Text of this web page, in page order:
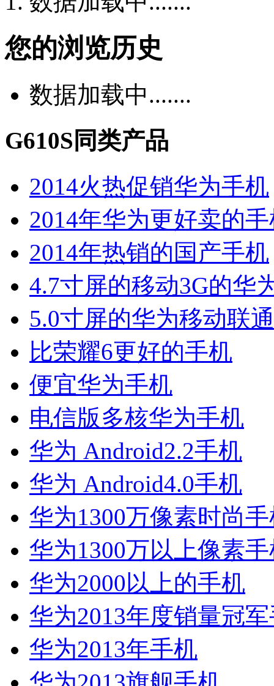
您的浏览历史
数据加载中.......
G610S同类产品
2014火热促销华为手机
2014年华为更好卖的
2014年热销的国产手机
4.7寸屏的移动3G的华
5.0寸屏的华为移动联
比荣耀6更好的手机
便宜华为手机
电信版多核华为手机
华为 Android2.2手机
华为 Android4.0手机
华为1300万像素时尚
华为1300万以上像素
华为2000以上的手机
华为2013年度销量冠
华为2013年手机